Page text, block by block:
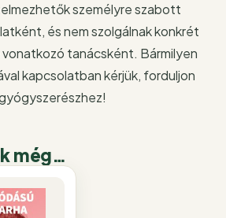
személyre szabott
és nem szolgálnak konkrét
tanácsként. Bármilyen
kapcsolatban kérjük, forduljon
még…